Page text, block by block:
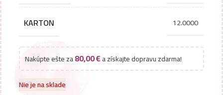
KARTON 12.0000
Nakúpte ešte za80,00€a získajte dopravu zdarma!
Nie je na sklade